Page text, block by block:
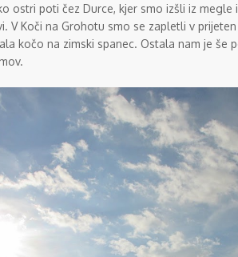
ostri poti čez Durce, kjer smo izšli iz megle
V Koči na Grohotu smo se zapletli v
kočo na zimski spanec. Ostala nam je